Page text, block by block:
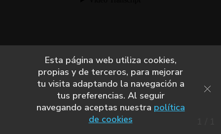
Esta página web utiliza cookies,
propias y de terceros, para mejorar
tu visita adaptando la navegación a
tus preferencias. Al seguir
navegando aceptas nuestra política
de cookies